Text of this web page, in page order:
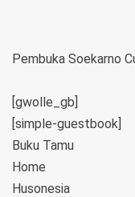
Pembuka Soekarno
[gwolle_gb]
[simple-guestbook]
Buku Tamu
Home
Husonesia